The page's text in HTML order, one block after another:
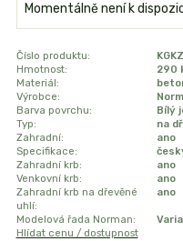
Momentálně není k
Číslo produktu:
Hmotnost:
290
Materiál:
Výrobce:
Barva povrchu:
Bílý
Typ:
na
Zahradní:
ano
Specifikace:
Zahradní krb:
ano
Venkovní krb:
ano
Zahradní krb na dřevěné
uhlí:
ano
Modelová řada Norman:
Hlídat cenu / dostupnost